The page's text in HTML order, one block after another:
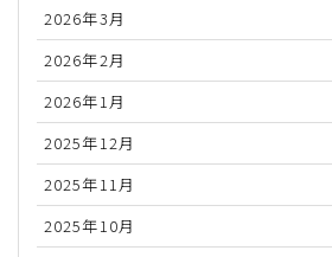
2026年3月
2026年2月
2026年1月
2025年12月
2025年11月
2025年10月